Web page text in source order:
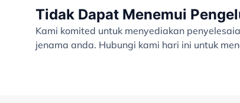
Tidak Dapat Menemui
Kami komited untuk menyediakan
jenama anda. Hubungi kami hari ini untuk